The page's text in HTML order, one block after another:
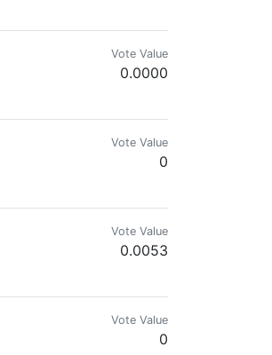
Vote Value
0.0000
Vote Value
0
Vote Value
0.0053
Vote Value
0